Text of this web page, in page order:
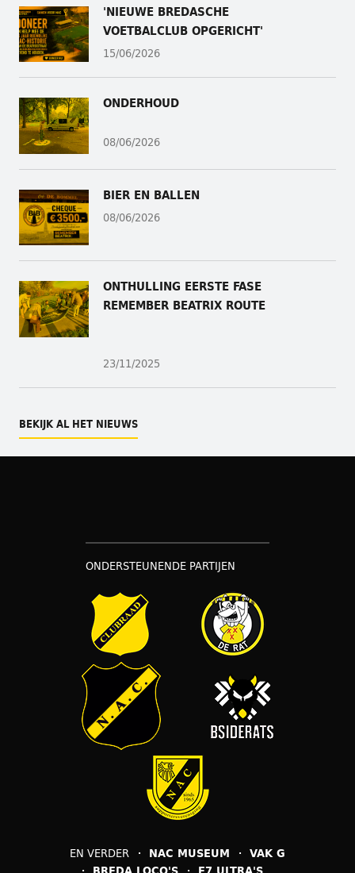
'NIEUWE BREDASCHE
VOETBALCLUB OPGERICHT'
15/06/2026
ONDERHOUD
08/06/2026
BIER EN BALLEN
08/06/2026
ONTHULLING EERSTE FASE
REMEMBER BEATRIX ROUTE
23/11/2025
BEKIJK AL HET NIEUWS
ONDERSTEUNENDE PARTIJEN
EN VERDER NAC MUSEUM
VAK G